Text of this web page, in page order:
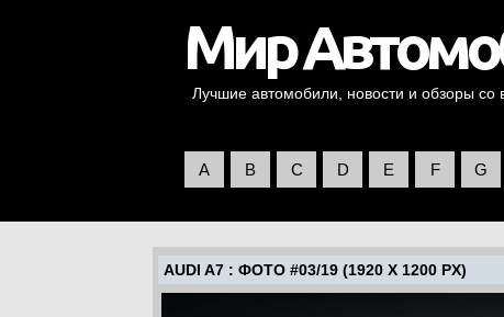
Лучшие автомобили, новости и обзоры со
A B C D E F G
AUDI A7: ФОТО #03/19 (1920 X 1200 PX)